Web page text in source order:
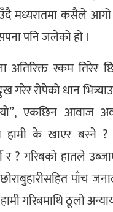
मध्यरातमा कसैले
पनि जलेको हो ।
अतिरिक्त रकम तिरेर
गरेर रोपेको धान
एकछिन आवाज
हामी के खाएर बस्ने
र ? गरिबको हातले
पाँच
गरिबमाथि ठूलो